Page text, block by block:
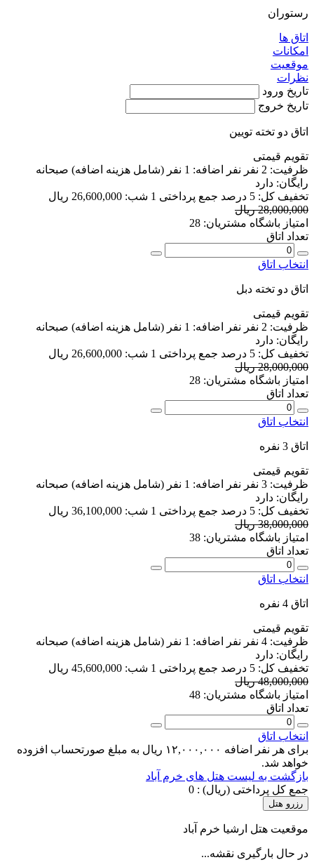
رستوران
اتاق ها
امکانات
موقعیت
نظرات
تاریخ ورود
تاریخ خروج
اتاق دو تخته تویین
تقویم قیمتی
ظرفیت: 2 نفر نفر اضافه: 1 نفر (شامل هزینه اضافه) صبحانه
رایگان: دارد
تخفیف کل: 5 درصد جمع پرداختی 1 شب:
26,600,000 ریال
28,000,000 ریال
امتیاز باشگاه مشتریان: 28
تعداد اتاق
انتخاب اتاق
اتاق دو تخته دبل
تقویم قیمتی
ظرفیت: 2 نفر نفر اضافه: 1 نفر (شامل هزینه اضافه) صبحانه
رایگان: دارد
تخفیف کل: 5 درصد جمع پرداختی 1 شب:
26,600,000 ریال
28,000,000 ریال
امتیاز باشگاه مشتریان: 28
تعداد اتاق
انتخاب اتاق
اتاق 3 نفره
تقویم قیمتی
ظرفیت: 3 نفر نفر اضافه: 1 نفر (شامل هزینه اضافه) صبحانه
رایگان: دارد
تخفیف کل: 5 درصد جمع پرداختی 1 شب:
36,100,000 ریال
38,000,000 ریال
امتیاز باشگاه مشتریان: 38
تعداد اتاق
انتخاب اتاق
اتاق 4 نفره
تقویم قیمتی
ظرفیت: 4 نفر نفر اضافه: 1 نفر (شامل هزینه اضافه) صبحانه
رایگان: دارد
تخفیف کل: 5 درصد جمع پرداختی 1 شب:
45,600,000 ریال
48,000,000 ریال
امتیاز باشگاه مشتریان: 48
تعداد اتاق
انتخاب اتاق
برای هر نفر اضافه ۱۲,۰۰۰,۰۰۰ ریال به مبلغ صورتحساب افزوده
خواهد شد.
بازگشت به لیست هتل های خرم ‌آباد
جمع کل پرداختی (ریال) : 0
رزرو هتل
موقعیت هتل ارشیا خرم آباد
در حال بارگیری نقشه...